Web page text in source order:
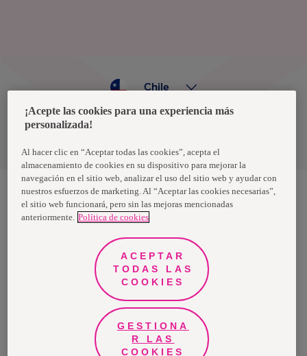
Política de privacidad de datos
Chile
Nosotras, una marca de Essity - una compañía global líder en
higiene y salud. Cada día, mil millones de personas, en todo el
propósito es romper barreras por el bienestar en beneficio de
consumidores, pacientes, cuidadores, clientes y la sociedad en
general. Vendemos en aproximadamente 150 países bajo las
principales marcas globales TENA y Tork, así como otras marcas
como Actimove, Cutimed, JOBST, Knix, Leukoplast, Libero, Libresse,
Lotus, Modibodi, Nosotras, Saba, Tempo, TOM Organic y Zewa. En
2024, Essity tuvo ventas de aproximadamente 13 mil millones de
euros y empleó a 36,000 personas. La sede de la compañía está
ubicada en Estocolmo, Suecia, y Essity cotiza en Nasdaq Estocolmo.
Más información enwww.essity.com.
¡Acepte las cookies para una experiencia más
personalizada!
Al hacer clic en “Aceptar todas las cookies”, acepta el
almacenamiento de cookies en su dispositivo para mejorar la
navegación en el sitio web, analizar el uso del sitio web y ayudar con
nuestros esfuerzos de marketing. Al “Aceptar las cookies necesarias”,
el sitio web funcionará, pero sin las mejoras mencionadas
anteriormente. Política de cookies
ACEPTAR
TODAS LAS
COOKIES
GESTIONA
R LAS
COOKIES